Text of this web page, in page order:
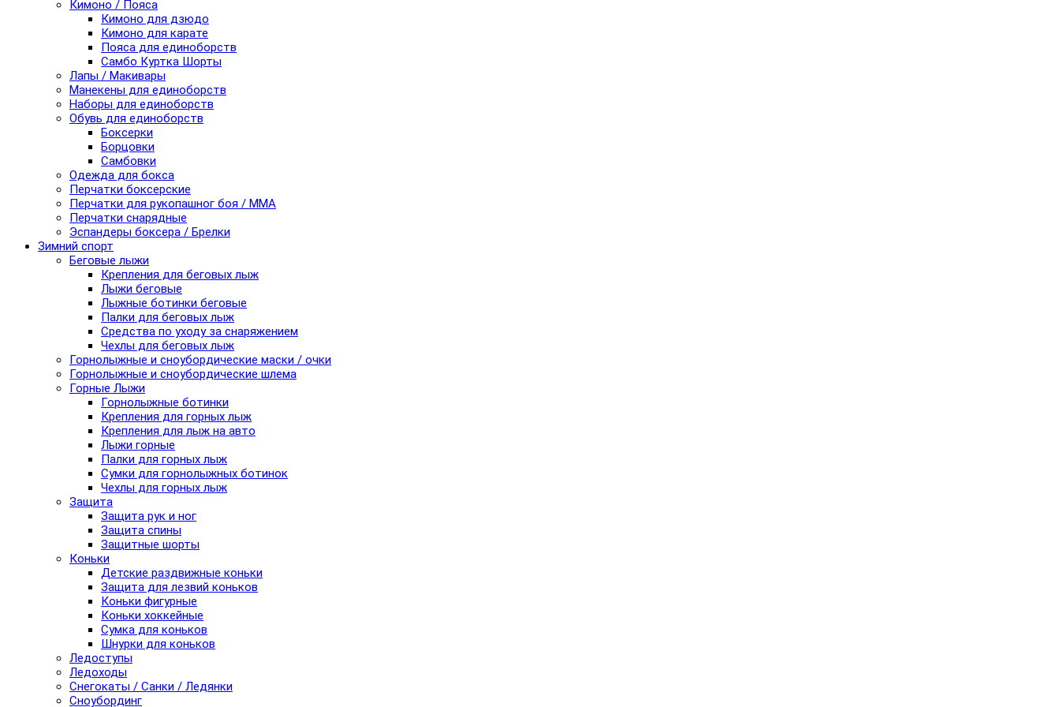
Кимоно / Пояса
Кимоно для дзюдо
Кимоно для карате
Пояса для единоборств
Самбо Куртка Шорты
Лапы / Макивары
Манекены для единоборств
Наборы для единоборств
Обувь для единоборств
Боксерки
Борцовки
Самбовки
Одежда для бокса
Перчатки боксерские
Перчатки для рукопашног боя / ММА
Перчатки снарядные
Эспандеры боксера / Брелки
Зимний спорт
Беговые лыжи
Крепления для беговых лыж
Лыжи беговые
Лыжные ботинки беговые
Палки для беговых лыж
Средства по уходу за снаряжением
Чехлы для беговых лыж
Горнолыжные и сноубордические маски / очки
Горнолыжные и сноубордические шлема
Горные Лыжи
Горнолыжные ботинки
Крепления для горных лыж
Крепления для лыж на авто
Лыжи горные
Палки для горных лыж
Сумки для горнолыжных ботинок
Чехлы для горных лыж
Защита
Защита рук и ног
Защита спины
Защитные шорты
Коньки
Детские раздвижные коньки
Защита для лезвий коньков
Коньки фигурные
Коньки хоккейные
Сумка для коньков
Шнурки для коньков
Ледоступы
Ледоходы
Снегокаты / Санки / Ледянки
Сноубординг